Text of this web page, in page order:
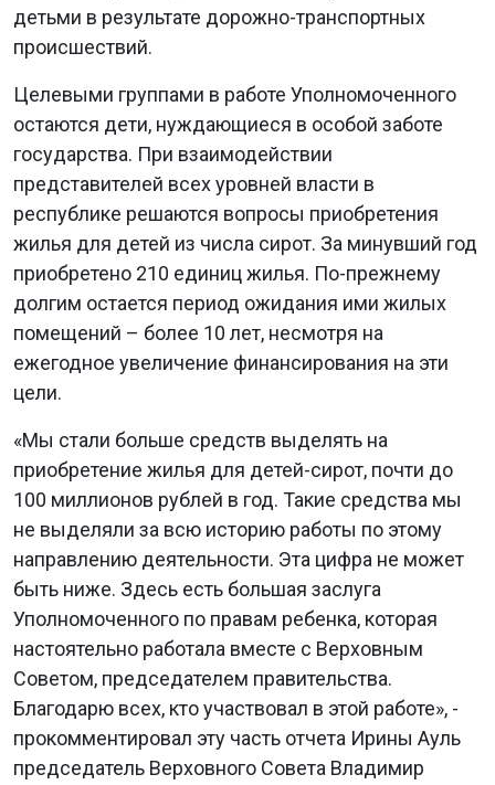
детьми в результате дорожно-транспортных
происшествий.
Целевыми группами в работе Уполномоченного
остаются дети, нуждающиеся в особой заботе
государства. При взаимодействии
представителей всех уровней власти в
республике решаются вопросы приобретения
жилья для детей из числа сирот. За минувший год
приобретено 210 единиц жилья. По-прежнему
долгим остается период ожидания ими жилых
помещений – более 10 лет, несмотря на
ежегодное увеличение финансирования на эти
цели.
«Мы стали больше средств выделять на
приобретение жилья для детей-сирот, почти до
100 миллионов рублей в год. Такие средства мы
не выделяли за всю историю работы по этому
направлению деятельности. Эта цифра не может
быть ниже. Здесь есть большая заслуга
Уполномоченного по правам ребенка, которая
настоятельно работала вместе с Верховным
Советом, председателем правительства.
Благодарю всех, кто участвовал в этой работе», -
прокомментировал эту часть отчета Ирины Ауль
председатель Верховного Совета Владимир